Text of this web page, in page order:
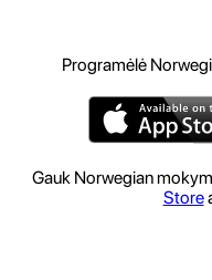
Programėlė
Gauk Norwegian
Store